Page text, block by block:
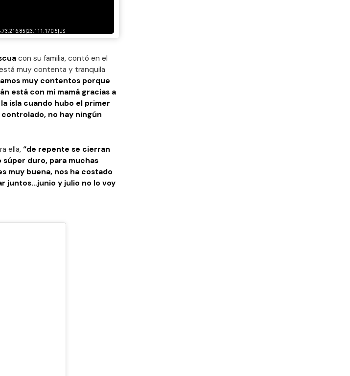
con su familia, contó en el
muy contenta y tranquila
muy contentos porque
está con mi mamá gracias a
isla cuando hubo el primer
no hay ningún
ella, “de repente se cierran
duro, para muchas
muy buena, nos ha costado
juntos…junio y julio no lo voy